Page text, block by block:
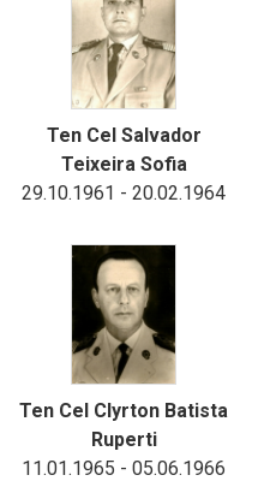
Ten Cel Salvador
Teixeira Sofia
29.10.1961 - 20.02.1964
Ten Cel Clyrton Batista
Ruperti
11.01.1965 - 05.06.1966